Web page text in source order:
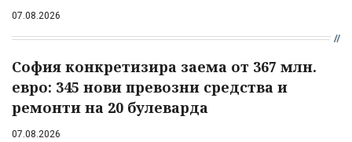
07.08.2026
София конкретизира заема от 367 млн.
евро: 345 нови превозни средства и
ремонти на 20 булеварда
07.08.2026